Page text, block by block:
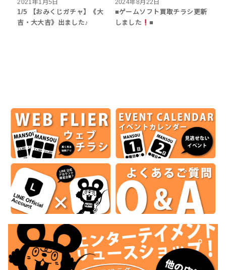
2021年1月5日
1/5 【おみくじガチャ】《大
吉・大大吉》出ました♪
2024年8月22日
■ゲームソフト買取チラシ更新
しました
■